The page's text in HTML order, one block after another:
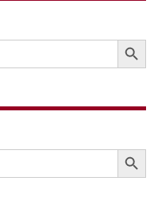
SEARCH
SEARCH